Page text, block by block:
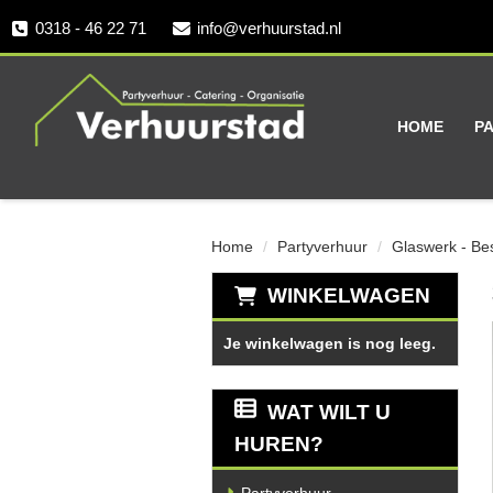
0318 - 46 22 71 info@verhuurstad.nl
HOME
Home Partyverhuur Glaswerk -
WINKELWAGEN
Je winkelwagen is nog leeg.
WAT WILT U
HUREN?